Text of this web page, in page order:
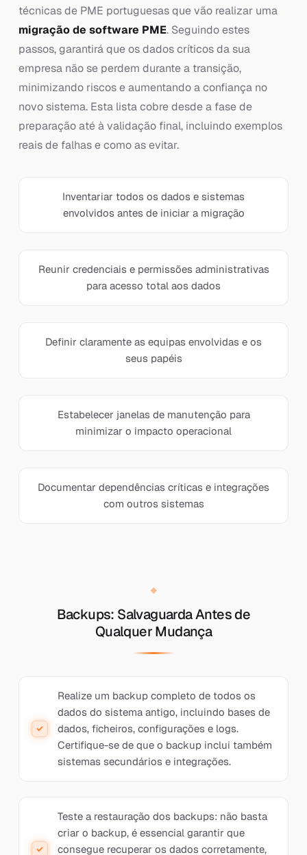
técnicas de PME portuguesas que vão realizar uma
migração de software PME. Seguindo estes
passos, garantirá que os dados críticos da sua
empresa não se perdem durante a transição,
minimizando riscos e aumentando a confiança no
novo sistema. Esta lista cobre desde a fase de
preparação até à validação final, incluindo exemplos
reais de falhas e como as evitar.
Inventariar todos os dados e sistemas
envolvidos antes de iniciar a migração
Reunir credenciais e permissões administrativas
para acesso total aos dados
Definir claramente as equipas envolvidas e os
seus papéis
Estabelecer janelas de manutenção para
minimizar o impacto operacional
Documentar dependências críticas e integrações
com outros sistemas
Backups: Salvaguarda Antes de
Qualquer Mudança
Realize um backup completo de todos os
dados do sistema antigo, incluindo bases de
dados, ficheiros, configurações e logs.
Certifique-se de que o backup inclui também
sistemas secundários e integrações.
Teste a restauração dos backups: não basta
criar o backup, é essencial garantir que
consegue recuperar os dados corretamente,